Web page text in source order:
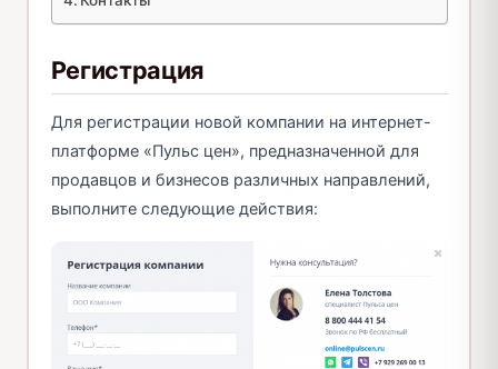
Регистрация
Для регистрации новой компании на интернет-
платформе «Пульс цен», предназначенной для
продавцов и бизнесов различных направлений,
выполните следующие действия: